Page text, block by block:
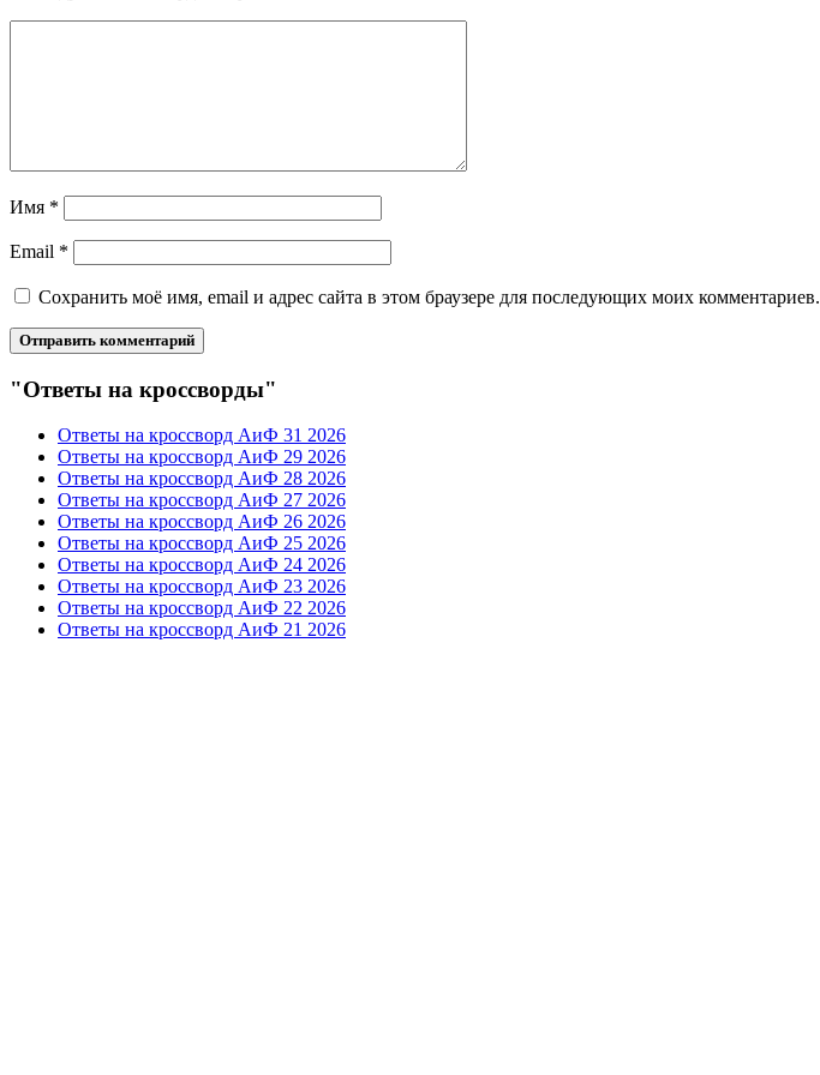
Имя *
Email *
Сохранить моё имя, email и адрес сайта в этом браузере для последующих моих комментариев.
"Ответы на кроссворды"
Ответы на кроссворд АиФ 31 2026
Ответы на кроссворд АиФ 29 2026
Ответы на кроссворд АиФ 28 2026
Ответы на кроссворд АиФ 27 2026
Ответы на кроссворд АиФ 26 2026
Ответы на кроссворд АиФ 25 2026
Ответы на кроссворд АиФ 24 2026
Ответы на кроссворд АиФ 23 2026
Ответы на кроссворд АиФ 22 2026
Ответы на кроссворд АиФ 21 2026